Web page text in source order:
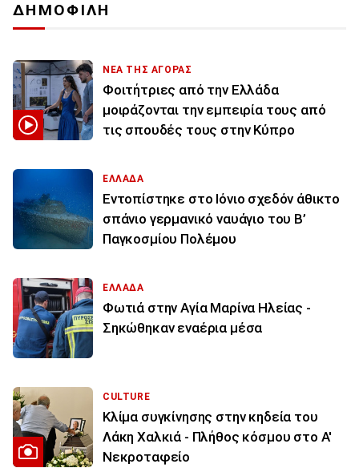
ΔΗΜΟΦΙΛΗ
ΝΕΑ ΤΗΣ ΑΓΟΡΑΣ
Φοιτήτριες από την Ελλάδα
μοιράζονται την εμπειρία τους από
τις σπουδές τους στην Κύπρο
ΕΛΛΑΔΑ
Εντοπίστηκε στο Ιόνιο σχεδόν άθικτο
σπάνιο γερμανικό ναυάγιο του Β’
Παγκοσμίου Πολέμου
ΕΛΛΑΔΑ
Φωτιά στην Aγία Μαρίνα Ηλείας -
Σηκώθηκαν εναέρια μέσα
CULTURE
Κλίμα συγκίνησης στην κηδεία του
Λάκη Χαλκιά - Πλήθος κόσμου στο Α'
Νεκροταφείο